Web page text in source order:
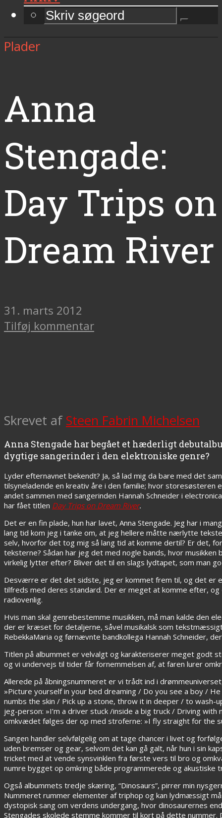
Plader
Anna
Stengade:
Day Trips on
Dream River
31. marts 2012
Tilføj kommentar
Skrevet af Steen Fabrin Michelsen
Anna Stengade har begået et hæderligt
dygtige sangerinder i den elektroniske genre?
Lyder efternavnet bekendt? Ja, så lad mig da bare med det
tilsyneladende en kreativ åre i den familie; hvor storesøsteren
andet sammen med sangerinden Hannah Schneider i
har fået titlen Day Trips on Dream River.
Det er en fin plade, hun har lavet, Anna Stengade. Jeg har i
lang tid kom jeg i tanke om, at jeg hellere måtte nærlytte
selv, hvorfor det tog mig så lang tid at komme dertil? Er det,
teksterne? Sådan har jeg det med nogle bands, hvor
virkelig lytter efter? Bliver det til en slags lydtapet, som man
Desværre er det det sidste, jeg er kommet frem til, og det er
tilfreds med deres standard. Der er meget at komme efter,
radiovenlig.
Hvis man skal genrebestemme musikken, må man kalde den
der er kræset for detaljerne, såvel musikalsk som
RebekkaMaria og førnævnte bandkollega Hannah Schneider,
Titlen på albummet er velvalgt og karakteriserer meget godt
og vi undervejs til tider får fornemmelsen af, at faren lurer
Allerede på åbningsnummeret er vi trådt ind i
»Picture yourself in your bed dreaming / Do you see a boy /
numbs the skin / Pick up a stone, throw it in deeper / to
jeg-person: »I’m a driver stuck /inside a big truck / Driving
omkvædet følges der op med stroferne: »I fly straight for the
Sangen handler selvfølgelig om at tage chancer i livet og
uden bremser og gear, selvom det kan gå galt, når hun i sin
tricket med at vende synsvinklen fra første vers til bro og
numre bygget op omkring både programmerede og
Også albummets tredje skæring, “Dinosaurs”, pirrer min
Nummeret rummer elementer af triphop og kan lydmæssigt
dystopisk sang om verdens undergang, hvor dinosaurernes
Stengades skolede stemme kommer til kort på dette nummer.